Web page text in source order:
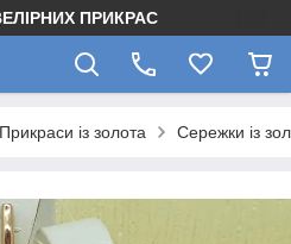
ПРИКРАС
Прикраси із золота Сережки із